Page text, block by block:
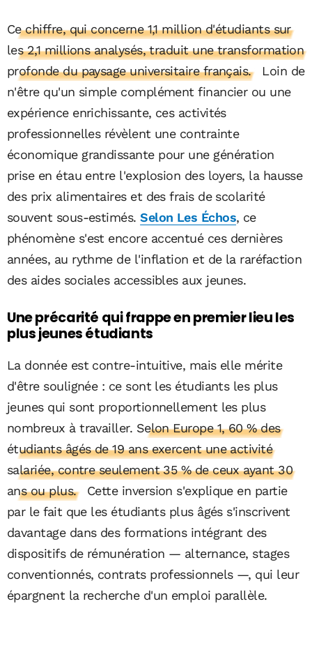
Ce chiffre, qui concerne 1,1 million d'étudiants sur
les 2,1 millions analysés, traduit une transformation
profonde du paysage universitaire français.
Loin de
n'être qu'un simple complément financier ou une
expérience enrichissante, ces activités
professionnelles révèlent une contrainte
économique grandissante pour une génération
prise en étau entre l'explosion des loyers, la hausse
des prix alimentaires et des frais de scolarité
souvent sous-estimés.Selon Les Échos, ce
phénomène s'est encore accentué ces dernières
années, au rythme de l'inflation et de la raréfaction
des aides sociales accessibles aux jeunes.
Une précarité qui frappe en premier lieu les
plus jeunes étudiants
La donnée est contre-intuitive, mais elle mérite
d'être soulignée : ce sont les étudiants les plus
jeunes qui sont proportionnellement les plus
nombreux à travailler. Selon Europe 1, 60 % des
étudiants âgés de 19 ans exercent une activité
salariée, contre seulement 35 % de ceux ayant 30
ans ou plus.
Cette inversion s'explique en partie
par le fait que les étudiants plus âgés s'inscrivent
davantage dans des formations intégrant des
dispositifs de rémunération — alternance, stages
conventionnés, contrats professionnels —, qui leur
épargnent la recherche d'un emploi parallèle.